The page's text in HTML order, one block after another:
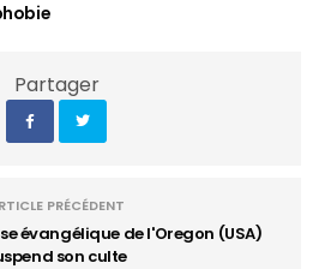
Partager
PRÉCÉDENT
évangélique de l'Oregon (USA)
son culte